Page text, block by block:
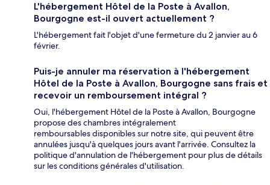
L'hébergement Hôtel de la Poste à Avallon,
Bourgogne est-il ouvert actuellement ?
L'hébergement fait l'objet d'une fermeture du 2 janvier au 6
février.
Puis-je annuler ma réservation à l'hébergement
Hôtel de la Poste à Avallon, Bourgogne sans frais et
recevoir un remboursement intégral ?
Oui, l'hébergement Hôtel de la Poste à Avallon, Bourgogne
propose des chambres intégralement
remboursables disponibles sur notre site, qui peuvent être
annulées jusqu'à quelques jours avant l'arrivée. Consultez la
politique d'annulation de l'hébergement pour plus de détails
sur les conditions générales d'utilisation.